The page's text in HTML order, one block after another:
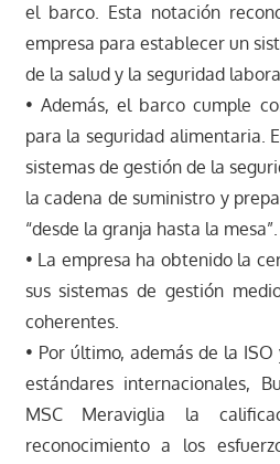
el barco. Esta notación
empresa para establecer un
de la salud y la seguridad
• Además, el barco cumple
para la seguridad alimentaria.
sistemas de gestión de la
la cadena de suministro y
“desde la granja hasta la mesa”.
• La empresa ha obtenido la
sus sistemas de gestión
coherentes.
• Por último, además de la
estándares internacionales,
MSC Meraviglia la
reconocimiento a los